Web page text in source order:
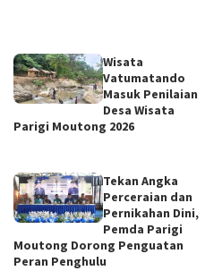
Wisata
Vatumatando
Masuk Penilaian
Desa Wisata
Parigi Moutong 2026
Tekan Angka
Perceraian dan
Pernikahan Dini,
Pemda Parigi
Moutong Dorong Penguatan
Peran Penghulu